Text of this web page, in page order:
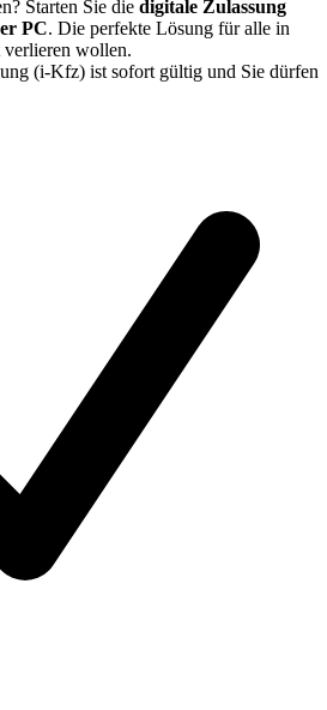
Starten Sie die digitale Zulassung
PC. Die perfekte Lösung für alle in
wollen.
(i-Kfz) ist sofort gültig und Sie dürfen